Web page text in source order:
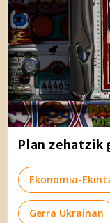
Plan zehatzik
Ekonomia-
Gerra Ukrainan